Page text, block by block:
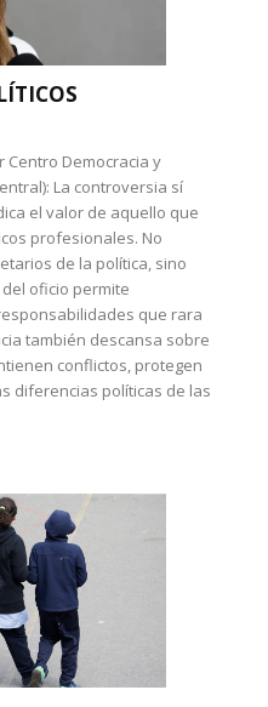
Centro Democracia y
La controversia sí
el valor de aquello que
profesionales. No
de la política, sino
oficio permite
que rara
también descansa sobre
conflictos, protegen
diferencias políticas de las